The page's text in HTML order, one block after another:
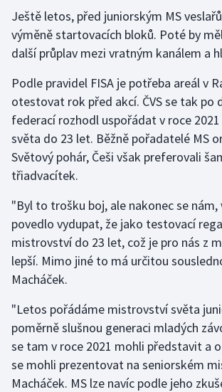
Rychlostní kanoistika
Short track
Sportovní střelba
Stolní tenis
Triatlon
Veslování
Vodní slalom
Volejbal
Ostatní
Ještě letos, před juniorským MS
výměně startovacích bloků. Poté by
další průplav mezi vratným kanálem a
Podle pravidel FISA je potřeba areál v
otestovat rok před akcí. ČVS se tak po
federací rozhodl uspořádat v roce
světa do 23 let. Běžně pořadatelé MS
Světový pohár, Češi však preferovali
třiadvacítek.
"Byl to trošku boj, ale nakonec se nám,
povedlo vydupat, že jako testovací
mistrovství do 23 let, což je pro nás z
lepší. Mimo jiné to má určitou
Macháček.
"Letos pořádáme mistrovství světa
poměrně slušnou generaci mladých
se tam v roce 2021 mohli představit a
se mohli prezentovat na seniorském
Macháček. MS lze navíc podle jeho